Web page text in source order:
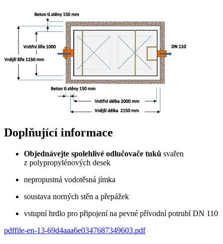
Doplňující informace
Objednávejte spolehlivé odlučovače tuků svařen
z polypropylénových desek
nepropustná vodotěsná jímka
soustava norných stěn a přepážek
vstupní hrdlo pro připojení na pevné přívodní potrubí DN 110
pdffile-en-13-69d4aaa6e0347687349603.pdf